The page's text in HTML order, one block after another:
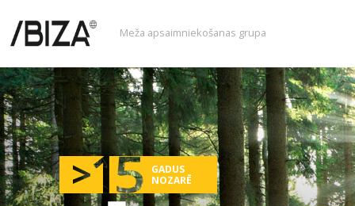
Meža apsaimniekošanas grupa
GADUS
NOZARĒ